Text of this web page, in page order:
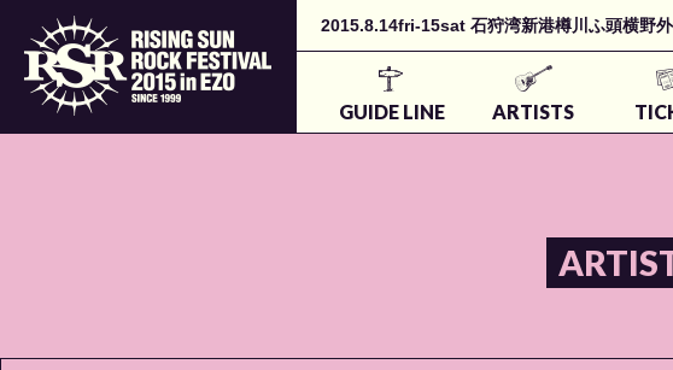
2015.8.14fri-15sat 石狩湾新港樽川ふ頭横野
GUIDE LINE ARTISTS